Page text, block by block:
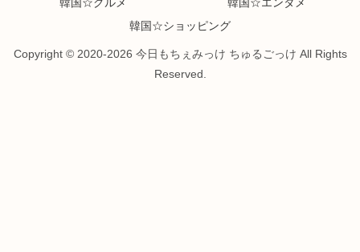
韓国☆ショッピング
Copyright © 2020-2026 今日もちぇみっけ ちゅるごっけ All Rights
Reserved.